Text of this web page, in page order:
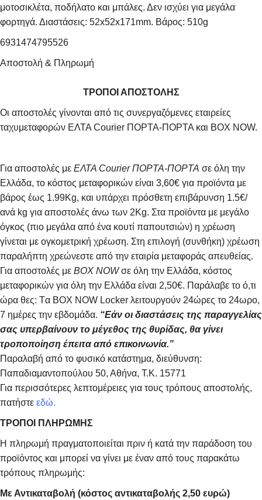
μοτοσικλέτα, ποδήλατο και μπάλες. Δεν ισχύει για μεγάλα
φορτηγά. Διαστάσεις: 52x52x171mm. Βάρος: 510g
6931474795526
Αποστολή & Πληρωμή
ΤΡΟΠΟΙ ΑΠΟΣΤΟΛΗΣ
Οι αποστολές γίνονται από τις συνεργαζόμενες εταιρείες
ταχυμεταφορών ΕΛΤΑ Courier ΠΟΡΤΑ-ΠΟΡΤΑ και BOX NOW.
Για αποστολές με ΕΛΤΑ Courier ΠΟΡΤΑ-ΠΟΡΤΑ σε όλη την
Ελλάδα, το κόστος μεταφορικών είναι 3,60€ για προϊόντα με
βάρος έως 1.99Kg, και υπάρχει πρόσθετη επιβάρυνση 1.5€/
ανά kg για αποστολές άνω των 2Κg. Στα προϊόντα με μεγάλο
όγκος (πιο μεγάλα από ένα κουτί παπουτσιών) η χρέωση
γίνεται με ογκομετρική χρέωση. Στη επιλογή (συνθήκη) χρέωση
παραλήπτη χρεώνεστε από την εταιρία μεταφοράς απευθείας.
Για αποστολές με BOX NOWσε όλη την Ελλάδα, κόστος
μεταφορικών για όλη την Ελλάδα είναι 2,50€. Παράλαβε το ό,τι
ώρα θες: Tα ΒΟΧ ΝΟW Locker λειτουργούν 24ώρες το 24ωρο,
7 ημέρες την εβδομάδα. “Εάν οι διαστάσεις της παραγγελίας
σας υπερβαίνουν το μέγεθος της θυρίδας, θα γίνει
τροποποίηση έπειτα από επικοινωνία.”
Παραλαβή από το φυσικό κατάστημα, διεύθυνση:
Παπαδιαμαντοπούλου 50, Αθήνα, Τ.Κ. 15771
Για περισσότερες λεπτομέρειες για τους τρόπους αποστολής,
πατήστε εδώ.
ΤΡΟΠΟΙ ΠΛΗΡΩΜΗΣ
Η πληρωμή πραγματοποιείται πριν ή κατά την παράδοση του
προϊόντος και μπορεί να γίνει με έναν από τους παρακάτω
τρόπους πληρωμής:
Με Αντικαταβολή (κόστος αντικαταβολής 2,50 ευρώ)